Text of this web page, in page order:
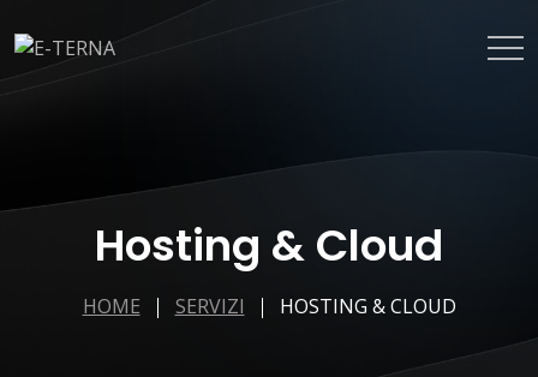
Hosting & Cloud
HOME SERVIZI HOSTING & CLOUD